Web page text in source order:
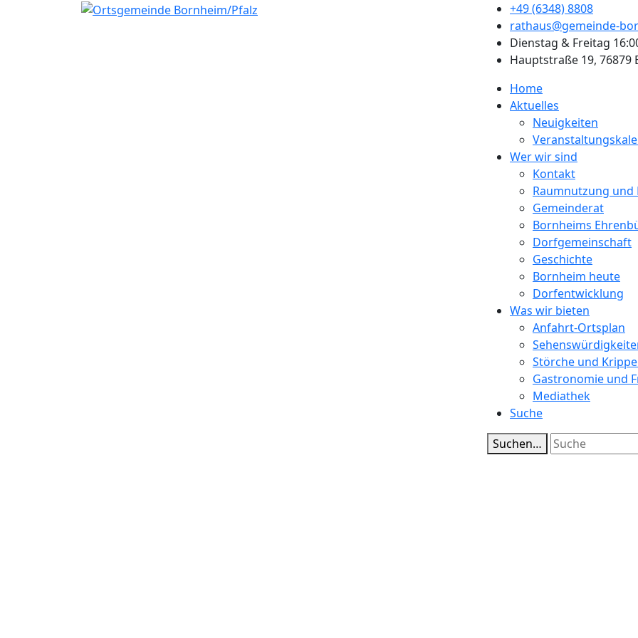
+49 (6348) 8808
rathaus@gemeinde-
Dienstag & Freitag
Hauptstraße 19, 76879
Home
Aktuelles
Neuigkeiten
Wer wir sind
Kontakt
Raumnutzung
Gemeinderat
Bornheims
Dorfgemeinschaft
Geschichte
Bornheim heute
Dorfentwicklung
Was wir bieten
Anfahrt-Ortsplan
Störche und
Gastronomie und
Mediathek
Suche
Suchen…